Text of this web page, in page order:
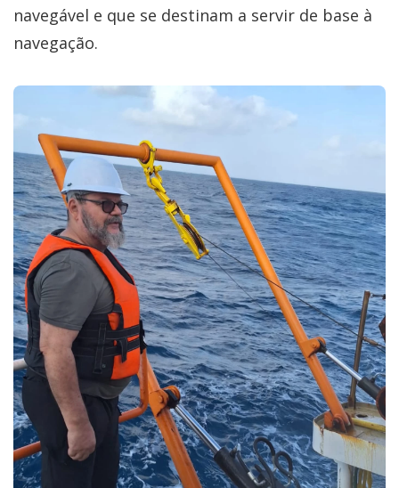
navegável e que se destinam a servir de base à
navegação.